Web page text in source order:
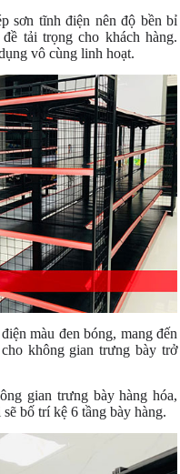
sơn tĩnh điện nên độ bền bỉ
tải trọng cho khách hàng.
vô cùng linh hoạt.
màu đen bóng, mang đến
không gian trưng bày trở
gian trưng bày hàng hóa,
bố trí kệ 6 tầng bày hàng.